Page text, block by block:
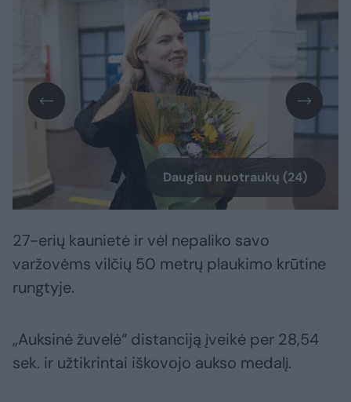
Daugiau nuotraukų (24)
27-erių kaunietė ir vėl nepaliko savo
varžovėms vilčių 50 metrų plaukimo krūtine
rungtyje.
„Auksinė žuvelė“ distanciją įveikė per 28,54
sek. ir užtikrintai iškovojo aukso medalį.